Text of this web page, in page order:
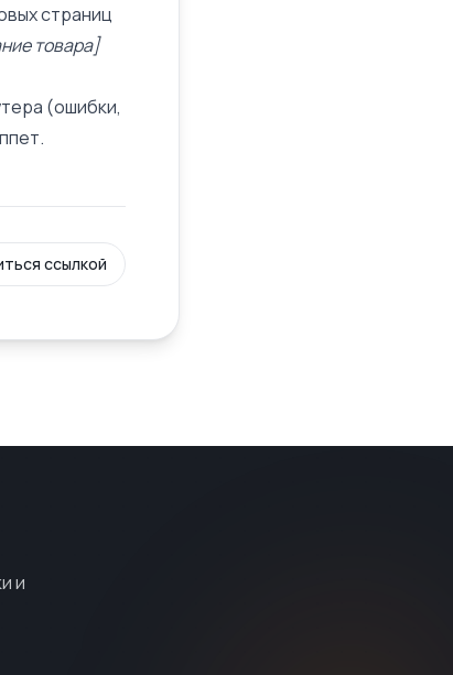
страниц
товара]
(ошибки,
.
ссылкой
и